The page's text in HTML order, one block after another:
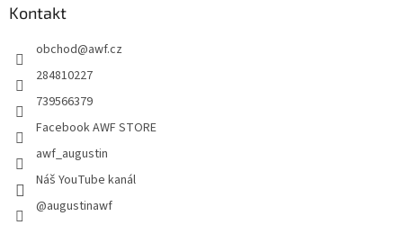
Kontakt
obchod@awf.cz
284810227
739566379
Facebook AWF STORE
awf_augustin
Náš YouTube kanál
@augustinawf